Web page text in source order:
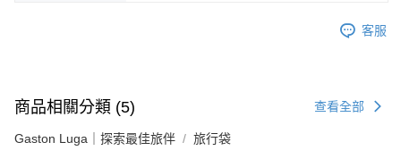
客服
商品相關分類 (5) 查看全部
Gaston Luga｜探索最佳旅伴 旅行袋